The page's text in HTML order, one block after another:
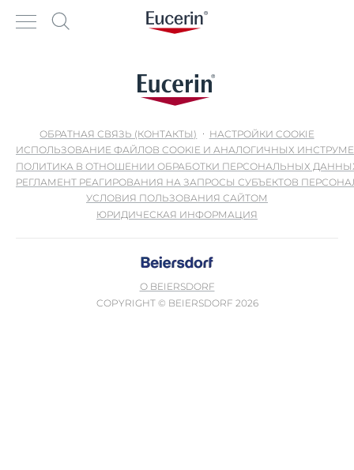
ОБРАТНАЯ СВЯЗЬ (КОНТАКТЫ)
НАСТРОЙКИ COOKIE
ИСПОЛЬЗОВАНИЕ ФАЙЛОВ COOKIE И АНАЛОГИЧНЫХ
ПОЛИТИКА В ОТНОШЕНИИ ОБРАБОТКИ ПЕРСОНАЛЬНЫХ
РЕГЛАМЕНТ РЕАГИРОВАНИЯ НА ЗАПРОСЫ СУБЪЕКТОВ
УСЛОВИЯ ПОЛЬЗОВАНИЯ САЙТОМ
ЮРИДИЧЕСКАЯ ИНФОРМАЦИЯ
О BEIERSDORF
COPYRIGHT © BEIERSDORF 2026